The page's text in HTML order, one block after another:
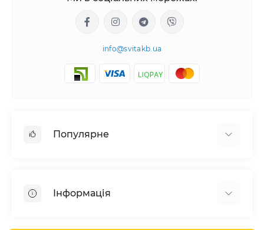
info@svitakb.ua
Популярне
Системи зберігання енергії
Інформація